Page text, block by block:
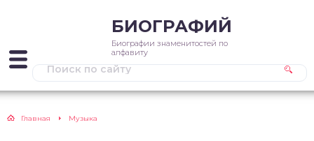
БИОГРАФИЙ
Биографии знаменитостей по
алфавиту
Главная Музыка